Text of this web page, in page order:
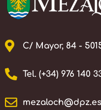
C/ Mayor, 84 -
Tel. (+34) 976 140
mezaloch@dpz.es